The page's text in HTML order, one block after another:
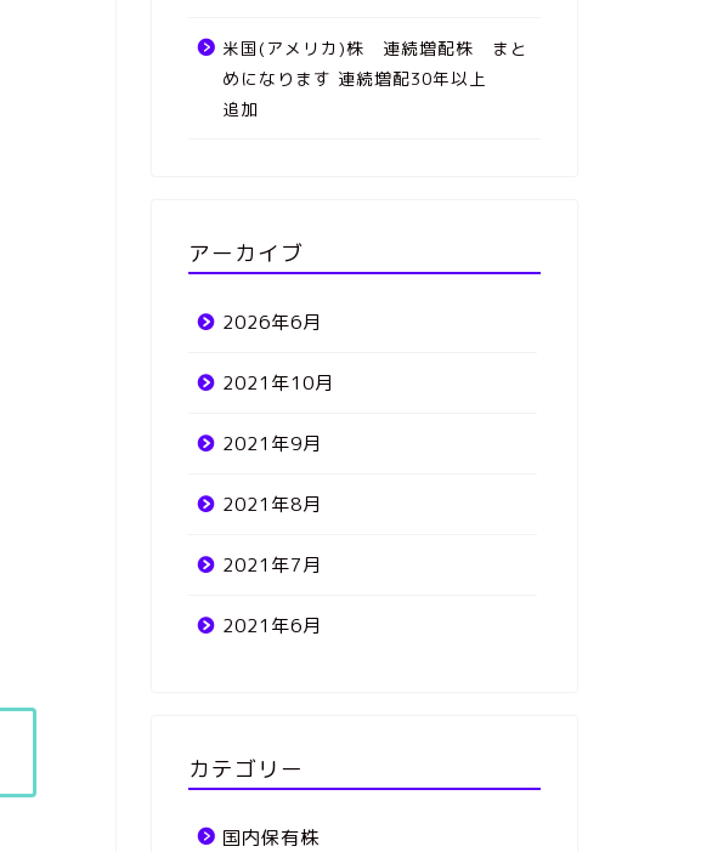
米国(アメリカ)株 連続増配株 まと
めになります 連続増配30年以上
追加
アーカイブ
2026年6月
2021年10月
2021年9月
2021年8月
2021年7月
2021年6月
カテゴリー
国内保有株